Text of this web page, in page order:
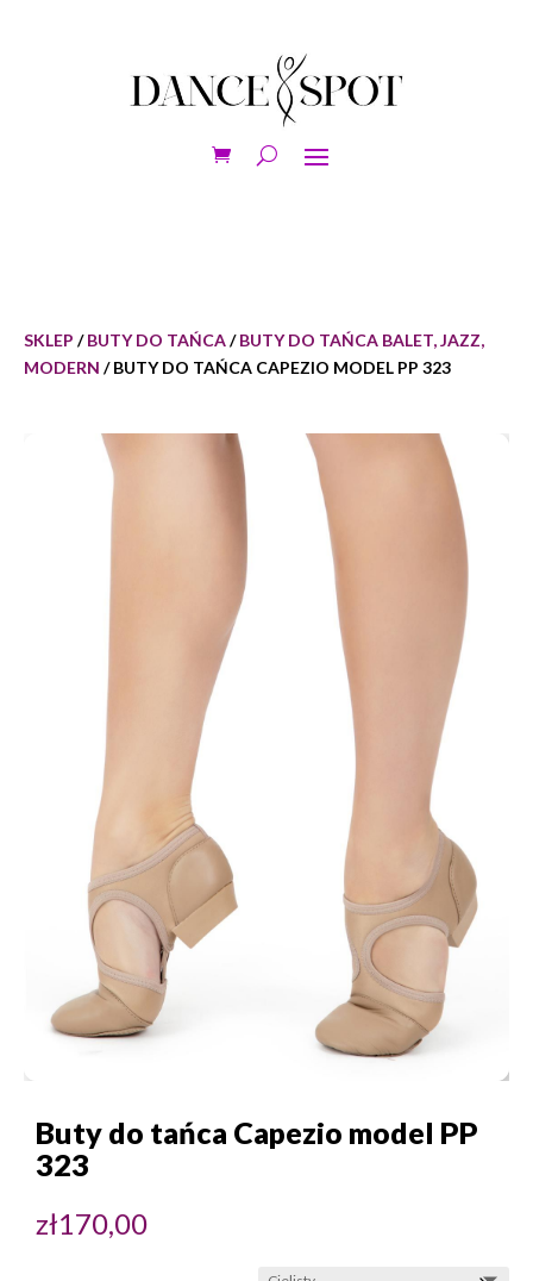
SKLEP /BUTY DO TAŃCA/BUTY DO TAŃCA BALET, JAZZ,
MODERN / BUTY DO TAŃCA CAPEZIO MODEL PP 323
Buty do tańca Capezio model PP
323
zł170,00